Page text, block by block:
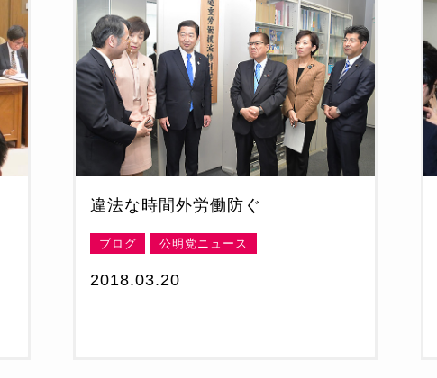
違法な時間外労働防ぐ
ブログ 公明党ニュース
2018.03.20